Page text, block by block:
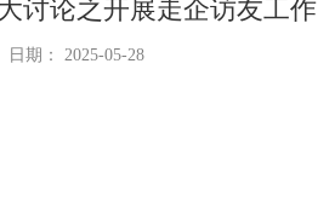
讨论之开展走企访友工作
日期： 2025-05-28